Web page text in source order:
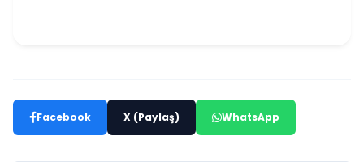
Facebook X (Paylaş) WhatsApp